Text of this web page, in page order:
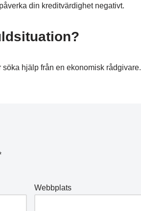
din kreditvärdighet negativt.
hjälp från en ekonomisk rådgivare.
Webbplats